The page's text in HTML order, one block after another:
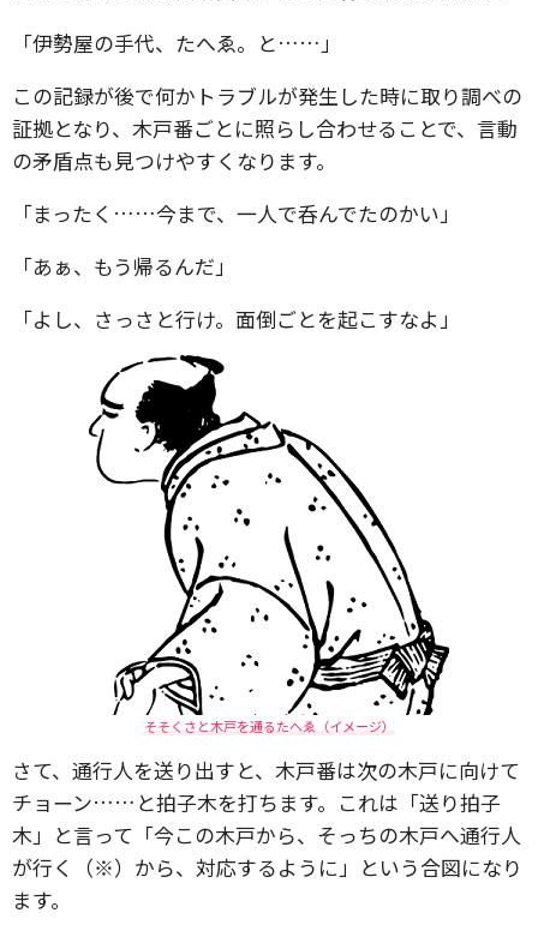
「伊勢屋の手代、たへゑ。と……」
この記録が後で何かトラブルが発生した時に取り調べの
証拠となり、木戸番ごとに照らし合わせることで、言動
の矛盾点も見つけやすくなります。
「まったく……今まで、一人で呑んでたのかい」
「あぁ、もう帰るんだ」
「よし、さっさと行け。面倒ごとを起こすなよ」
そそくさと木戸を通るたへゑ（イメージ）
さて、通行人を送り出すと、木戸番は次の木戸に向けて
チョーン……と拍子木を打ちます。これは「送り拍子
木」と言って「今この木戸から、そっちの木戸へ通行人
が行く（※）から、対応するように」という合図になり
ます。